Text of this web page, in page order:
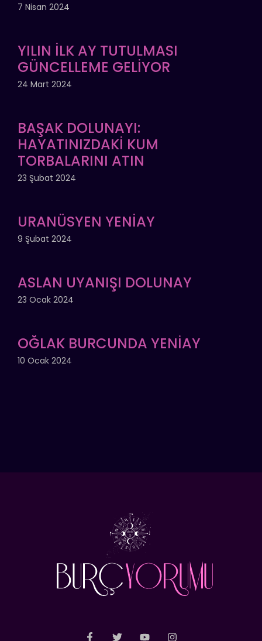
7 Nisan 2024
YILIN İLK AY TUTULMASI
GÜNCELLEME GELİYOR
24 Mart 2024
BAŞAK DOLUNAYI:
HAYATINIZDAKİ KUM
TORBALARINI ATIN
23 Şubat 2024
URANÜSYEN YENİAY
9 Şubat 2024
ASLAN UYANIŞI DOLUNAY
23 Ocak 2024
OĞLAK BURCUNDA YENİAY
10 Ocak 2024